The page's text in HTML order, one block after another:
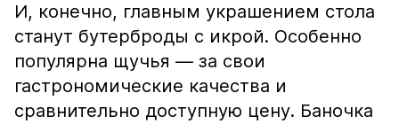
И, конечно, главным украшением стола
станут бутерброды с икрой. Особенно
популярна щучья — за свои
гастрономические качества и
сравнительно доступную цену. Баночка